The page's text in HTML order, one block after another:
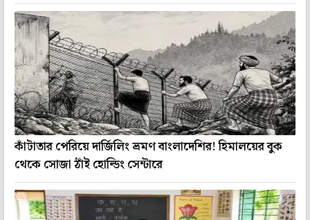
কাঁটাতার পেরিয়ে দার্জিলিং ভ্রমণ বাংলাদেশির! হিমালয়ের বুক
থেকে সোজা ঠাঁই হোল্ডিং সেন্টারে